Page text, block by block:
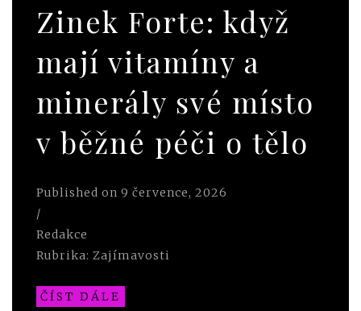
Zinek Forte: když
mají vitamíny a
minerály své místo
v běžné péči o tělo
Published on 9 července, 2026
/
Redakce
Rubrika: Zajímavosti
ČÍST DÁLE